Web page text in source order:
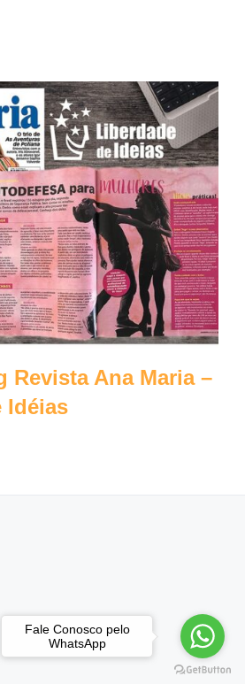
Revista Ana Maria –
Idéias
Fale Conosco pelo
WhatsApp